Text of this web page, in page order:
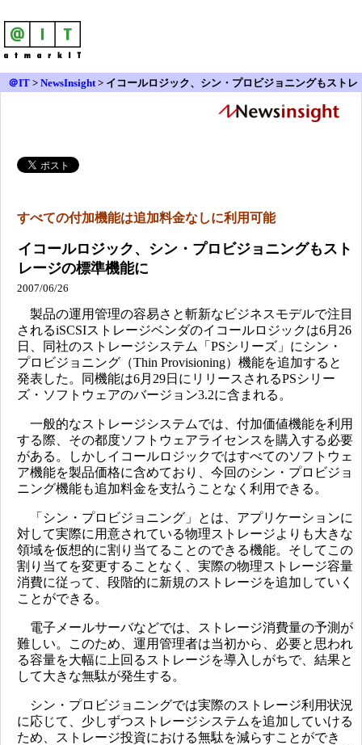
＠IT > NewsInsight> イコールロジック、シン・プロビジョニングもストレ
すべての付加機能は追加料金なしに利用可能
イコールロジック、シン・プロビジョニングもスト
レージの標準機能に
2007/06/26
製品の運用管理の容易さと斬新なビジネスモデルで注目
されるiSCSIストレージベンダのイコールロジックは6月26
日、同社のストレージシステム「PSシリーズ」にシン・
プロビジョニング（Thin Provisioning）機能を追加すると
発表した。同機能は6月29日にリリースされるPSシリー
ズ・ソフトウェアのバージョン3.2に含まれる。
一般的なストレージシステムでは、付加価値機能を利用
する際、その都度ソフトウェアライセンスを購入する必要
がある。しかしイコールロジックではすべてのソフトウェ
ア機能を製品価格に含めており、今回のシン・プロビジョ
ニング機能も追加料金を支払うことなく利用できる。
「シン・プロビジョニング」とは、アプリケーションに
対して実際に用意されている物理ストレージよりも大きな
領域を仮想的に割り当てることのできる機能。そしてこの
割り当てを変更することなく、実際の物理ストレージ容量
消費に従って、段階的に新規のストレージを追加していく
ことができる。
電子メールサーバなどでは、ストレージ消費量の予測が
難しい。このため、運用管理者は当初から、必要と思われ
る容量を大幅に上回るストレージを導入しがちで、結果と
して大きな無駄が発生する。
シン・プロビジョニングでは実際のストレージ利用状況
に応じて、少しずつストレージシステムを追加していける
ため、ストレージ投資における無駄を減らすことができ